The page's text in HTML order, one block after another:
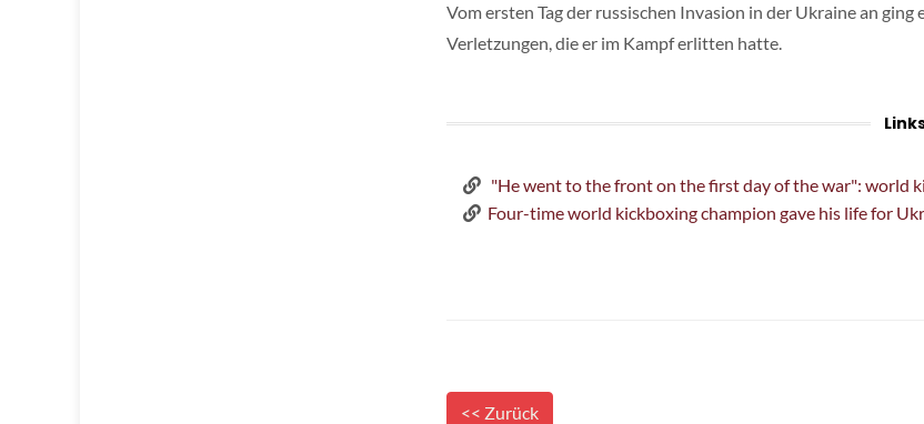
Vom ersten Tag der russischen Invasion in der Ukraine an
Verletzungen, die er im Kampf erlitten hatte.
"He went to the front on the first day of the war": world
Four-time world kickboxing champion gave his life for
<< Zurück